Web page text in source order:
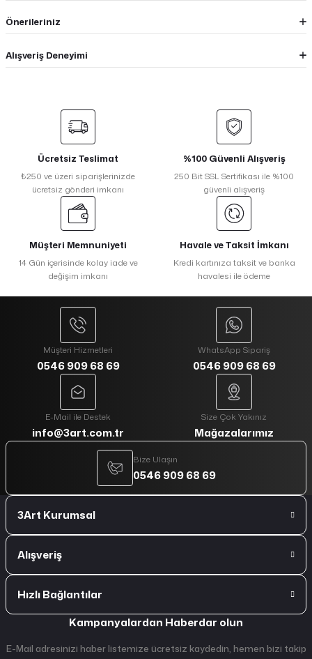
Önerileriniz
Alışveriş Deneyimi
Ücretsiz Teslimat
₺250 ve üzeri siparişlerinizde
ücretsiz gönderi imkanı
%100 Güvenli Alışveriş
250 Bit SSL Sertifikası ile %100
güvenli alışveriş
Müşteri Memnuniyeti
14 Gün içerisinde kolay iade ve
değişim imkanı
Havale ve Taksit İmkanı
Kredi kartınıza taksit ve banka
havalesi ile ödeme
Müşteri Hizmetleri
0546 909 68 69
WhatsApp Sipariş
0546 909 68 69
E-Mail ile Destek
info@3art.com.tr
Size Çok Yakınız
Mağazalarımız
Bize Ulaşın
0546 909 68 69
3Art Kurumsal
Alışveriş
Hızlı Bağlantılar
Kampanyalardan Haberdar olun
E-Mail adresinizi haber listemize ücretsiz kaydedin, hemen bizi takip